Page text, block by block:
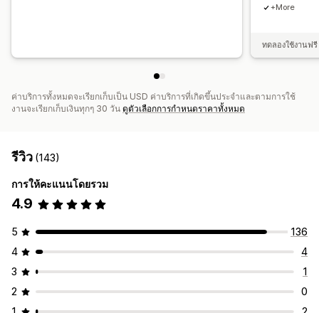
+More
ทดลองใช้งานฟ
ค่าบริการทั้งหมดจะเรียกเก็บเป็น USD ค่าบริการที่เกิดขึ้นประจำและตามการใช้
งานจะเรียกเก็บเงินทุกๆ 30 วัน ดูตัวเลือกการกำหนดราคาทั้งหมด
รีวิว (143)
การให้คะแนนโดยรวม
4.9
5
136
4
4
3
1
2
0